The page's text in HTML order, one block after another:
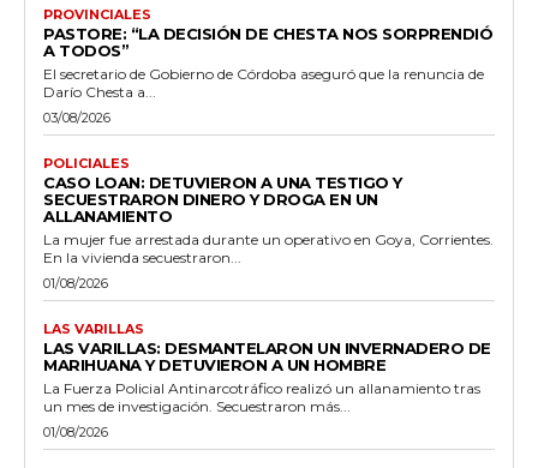
PROVINCIALES
PASTORE: “LA DECISIÓN DE CHESTA NOS SORPRENDIÓ
A TODOS”
El secretario de Gobierno de Córdoba aseguró que la renuncia de
Darío Chesta a...
03/08/2026
POLICIALES
CASO LOAN: DETUVIERON A UNA TESTIGO Y
SECUESTRARON DINERO Y DROGA EN UN
ALLANAMIENTO
La mujer fue arrestada durante un operativo en Goya, Corrientes.
En la vivienda secuestraron...
01/08/2026
LAS VARILLAS
LAS VARILLAS: DESMANTELARON UN INVERNADERO DE
MARIHUANA Y DETUVIERON A UN HOMBRE
La Fuerza Policial Antinarcotráfico realizó un allanamiento tras
un mes de investigación. Secuestraron más...
01/08/2026